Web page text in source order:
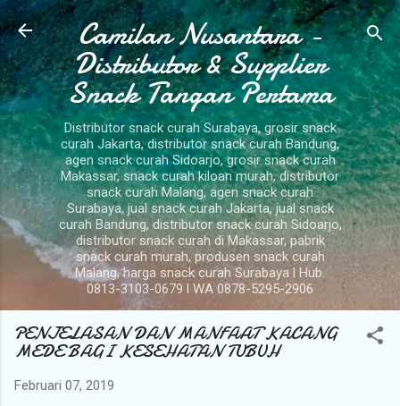
Langsung ke konten utama
Camilan Nusantara -
Distributor & Supplier
Snack Tangan Pertama
Distributor snack curah Surabaya, grosir snack
curah Jakarta, distributor snack curah Bandung,
agen snack curah Sidoarjo, grosir snack curah
Makassar, snack curah kiloan murah, distributor
snack curah Malang, agen snack curah
Surabaya, jual snack curah Jakarta, jual snack
curah Bandung, distributor snack curah Sidoarjo,
distributor snack curah di Makassar, pabrik
snack curah murah, produsen snack curah
Malang, harga snack curah Surabaya l Hub.
0813-3103-0679 l WA 0878-5295-2906
PENJELASAN DAN MANFAAT KACANG
MEDE BAGI KESEHATAN TUBUH
Februari 07, 2019